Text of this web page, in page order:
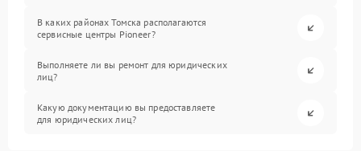
В каких районах Томска располагаются
сервисные центры Pioneer?
Выполняете ли вы ремонт для юридических
лиц?
Какую документацию вы предоставляете
для юридических лиц?